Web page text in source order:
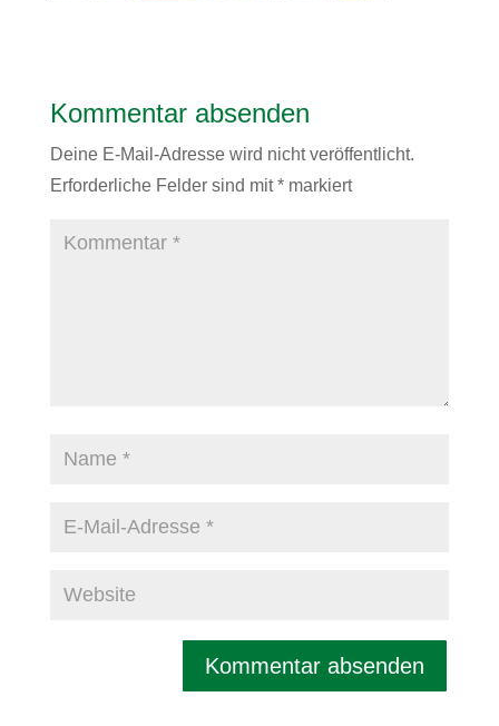
Kommentar absenden
Deine E-Mail-Adresse wird nicht veröffentlicht.
Erforderliche Felder sind mit*markiert